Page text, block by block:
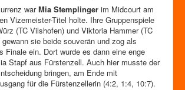
warMia Stemplinger im Midcourt am
Vizemeister-Titel holte. Ihre Gruppenspiele
(TC Vilshofen) und Viktoria Hammer (TC
sie beide souverän und zog als
Finale ein. Dort wurde es dann eine enge
Stapf aus Fürstenzell. Auch hier musste der
bringen, am Ende mit
für die Fürstenzellerin (4:2, 1:4, 10:7).